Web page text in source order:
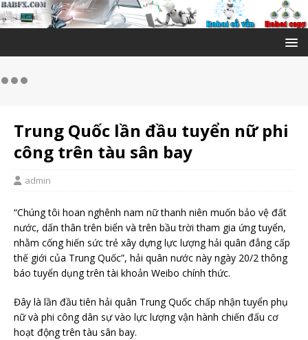
Trung Quốc lần đầu tuyển nữ phi
công trên tàu sân bay
admin
“Chúng tôi hoan nghênh nam nữ thanh niên muốn bảo vệ đất
nước, dấn thân trên biển và trên bầu trời tham gia ứng tuyển,
nhằm cống hiến sức trẻ xây dựng lực lượng hải quân đẳng cấp
thế giới của Trung Quốc”, hải quân nước này ngày 20/2 thông
báo tuyển dụng trên tài khoản Weibo chính thức.
Đây là lần đầu tiên hải quân Trung Quốc chấp nhận tuyển phụ
nữ và phi công dân sự vào lực lượng vận hành chiến đấu cơ
hoạt động trên tàu sân bay.